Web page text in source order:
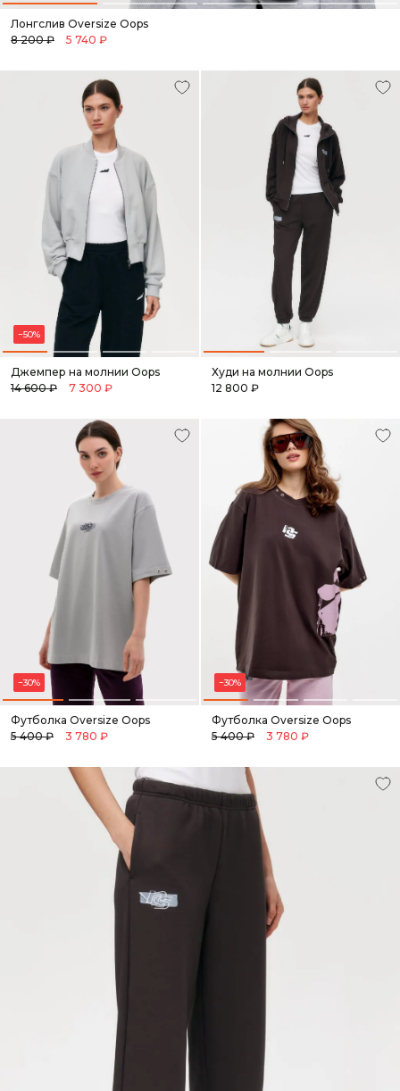
Лонгслив Oversize Oops
8 200 ₽
5 740 ₽
−50%
Джемпер на молнии Oops
14 600 ₽
7 300 ₽
Худи на молнии Oops
12 800 ₽
−30%
Футболка Oversize Oops
5 400 ₽
3 780 ₽
−30%
Футболка Oversize Oops
5 400 ₽
3 780 ₽
быстрый
заказ
отмена
предзаказ
отмена
оформить предзаказ